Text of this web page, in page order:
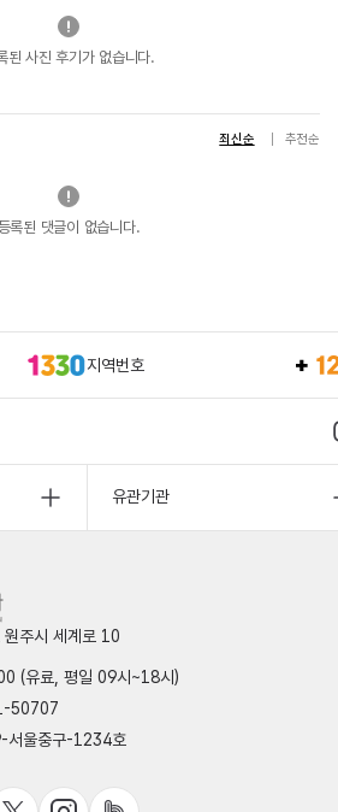
된 사진 후기가 없습니다.
최신순 추천순
록된 댓글이 없습니다.
지역번호
유관기관
주시 세계로 10
(유료, 평일 09시~18시)
50707
서울중구-1234호